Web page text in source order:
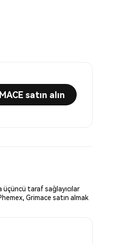
satın alın
üçüncü taraf sağlayıcılar
Grimace satın almak